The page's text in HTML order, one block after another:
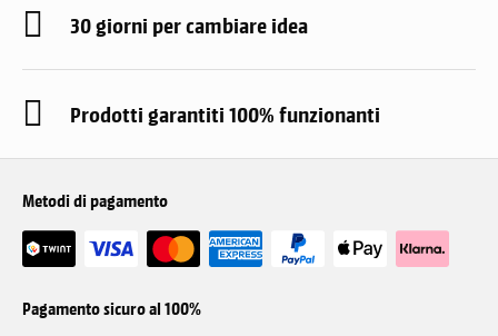
30 giorni per cambiare idea
Prodotti garantiti 100% funzionanti
Metodi di pagamento
Pagamento sicuro al 100%